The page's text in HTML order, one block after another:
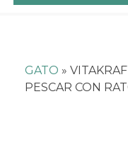
GATO »
PESCAR CON